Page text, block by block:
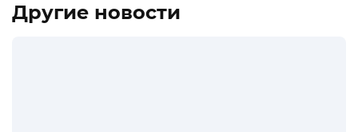
Другие новости